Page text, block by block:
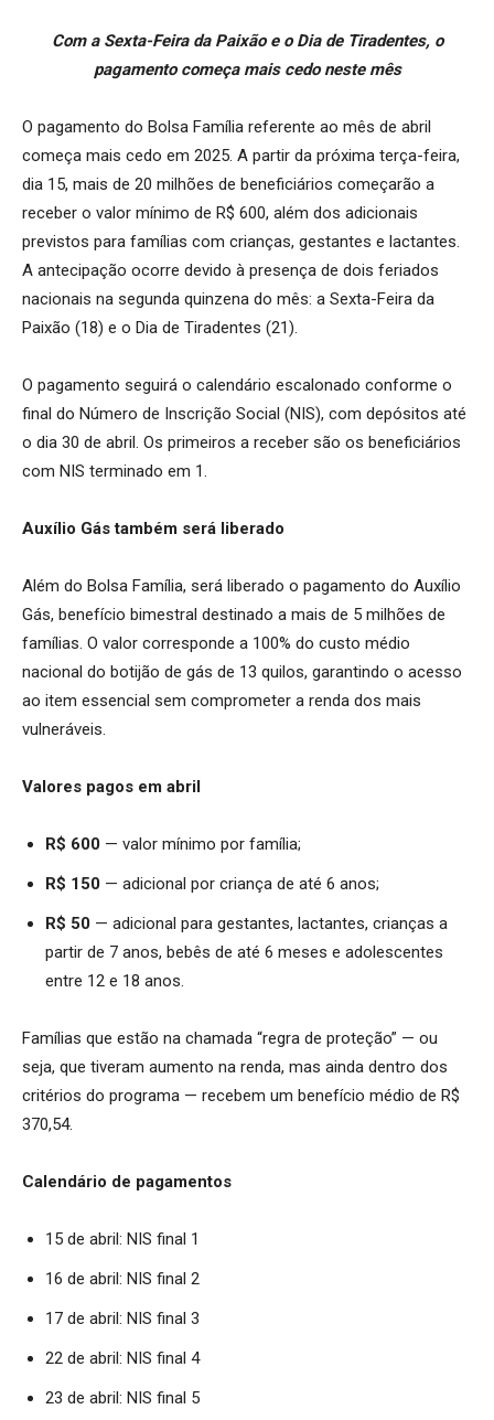
Com a Sexta-Feira da Paixão e o Dia de Tiradentes, o
pagamento começa mais cedo neste mês
O pagamento do Bolsa Família referente ao mês de abril
começa mais cedo em 2025. A partir da próxima terça-feira,
dia 15, mais de 20 milhões de beneficiários começarão a
receber o valor mínimo de R$ 600, além dos adicionais
previstos para famílias com crianças, gestantes e lactantes.
A antecipação ocorre devido à presença de dois feriados
nacionais na segunda quinzena do mês: a Sexta-Feira da
Paixão (18) e o Dia de Tiradentes (21).
O pagamento seguirá o calendário escalonado conforme o
final do Número de Inscrição Social (NIS), com depósitos até
o dia 30 de abril. Os primeiros a receber são os beneficiários
com NIS terminado em 1.
Auxílio Gás também será liberado
Além do Bolsa Família, será liberado o pagamento do Auxílio
Gás, benefício bimestral destinado a mais de 5 milhões de
famílias. O valor corresponde a 100% do custo médio
nacional do botijão de gás de 13 quilos, garantindo o acesso
ao item essencial sem comprometer a renda dos mais
vulneráveis.
Valores pagos em abril
R$ 600 — valor mínimo por família;
R$ 150 — adicional por criança de até 6 anos;
R$ 50 — adicional para gestantes, lactantes, crianças a
partir de 7 anos, bebês de até 6 meses e adolescentes
entre 12 e 18 anos.
Famílias que estão na chamada “regra de proteção” — ou
seja, que tiveram aumento na renda, mas ainda dentro dos
critérios do programa — recebem um benefício médio de R$
370,54.
Calendário de pagamentos
15 de abril: NIS final 1
16 de abril: NIS final 2
17 de abril: NIS final 3
22 de abril: NIS final 4
23 de abril: NIS final 5